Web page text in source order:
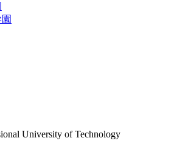
University of Technology